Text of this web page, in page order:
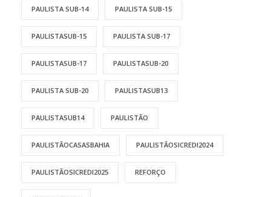
PAULISTA SUB-14 PAULISTA SUB-15
PAULISTASUB-15 PAULISTA SUB-17
PAULISTASUB-17 PAULISTASUB-20
PAULISTA SUB-20 PAULISTASUB13
PAULISTASUB14 PAULISTÃO
PAULISTÃOCASASBAHIA PAULISTÃOSICREDI2024
PAULISTÃOSICREDI2025 REFORÇO